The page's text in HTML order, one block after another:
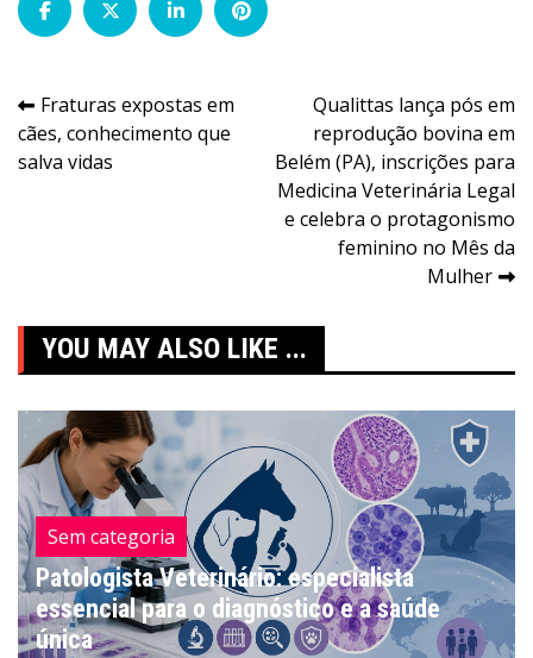
Navegação
de
Fraturas expostas em
cães, conhecimento que
salva vidas
Qualittas lança pós em
reprodução bovina em
Belém (PA), inscrições para
Medicina Veterinária Legal
e celebra o protagonismo
feminino no Mês da
Mulher
YOU MAY ALSO LIKE ...
Sem categoria
Patologista Veterinário: especialista
essencial para o diagnóstico e a saúde
única